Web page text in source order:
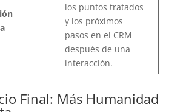
los puntos tratados
y los próximos
pasos en el CRM
después de una
interacción.
Final: Más Humanidad